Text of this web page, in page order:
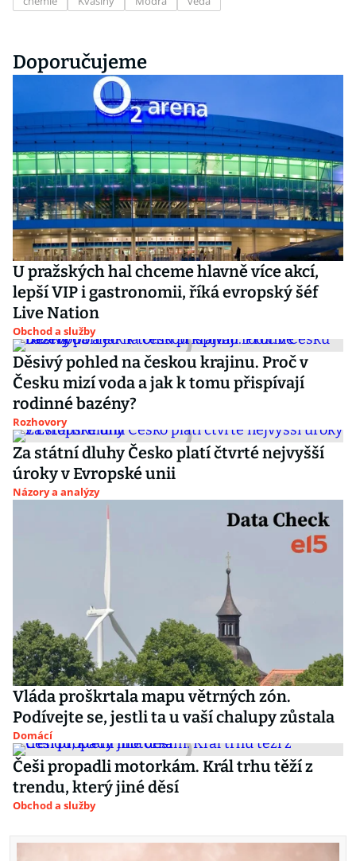
Doporučujeme
U pražských hal chceme hlavně více akcí,
lepší VIP i gastronomii, říká evropský šéf
Live Nation
Obchod a služby
Děsivý pohled na českou krajinu. Proč v
Česku mizí voda a jak k tomu přispívají
rodinné bazény?
Rozhovory
Za státní dluhy Česko platí čtvrté nejvyšší
úroky v Evropské unii
Názory a analýzy
Vláda proškrtala mapu větrných zón.
Podívejte se, jestli ta u vaší chalupy zůstala
Domácí
Češi propadli motorkám. Král trhu těží z
trendu, který jiné děsí
Obchod a služby